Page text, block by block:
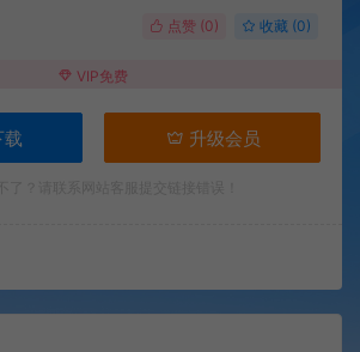
点赞 (0) 收藏 (0)
VIP免费
载 升级会员